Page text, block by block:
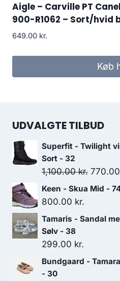
Aigle – Carville PT
900-R1062 – Sort/hvid
649.00 kr.
Køb
UDVALGTE TILBUD
Superfit - Twilight
Sort - 32
1,100.00kr. Den
770.00
Keen - Skua Mid -
800.00 kr.
Tamaris - Sandal
Sølv - 38
299.00 kr.
Bundgaard -
- 30